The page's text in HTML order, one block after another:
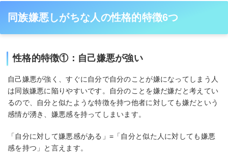
同族嫌悪しがちな人の性格的特徴6つ
性格的特徴①：自己嫌悪が強い
自己嫌悪が強く、すぐに自分で自分のことが嫌になってしまう人
は同族嫌悪に陥りやすいです。自分のことを嫌だ嫌だと考えてい
るので、自分と似たような特徴を持つ他者に対しても嫌だという
感情が湧き、嫌悪感を持ってしまいます。
「自分に対して嫌悪感がある」=「自分と似た人に対しても嫌悪
感を持つ」と言えます。